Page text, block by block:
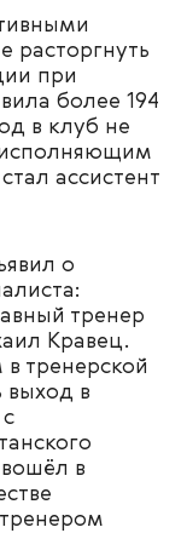
расторгнуть
при
более 194
в клуб не
исполняющим
ассистент
о
тренер
Кравец.
тренерской
выход в
в